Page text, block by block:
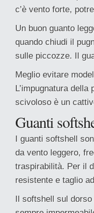
c’è vento forte,
Un buon guanto
quando chiudi il
sulle piccozze. Il
Meglio evitare
L’impugnatura
scivoloso è un
Guanti
I guanti softshell
da vento leggero,
traspirabilità. Per il
resistente e taglio
Il softshell sul